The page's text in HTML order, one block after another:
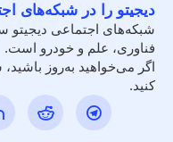
دیجیتو را در شبکه‌های
شبکه‌های اجتماعی دیجیتو
فناوری، علم و خودرو است.
اگر می‌خواهید به‌روز
کنید.